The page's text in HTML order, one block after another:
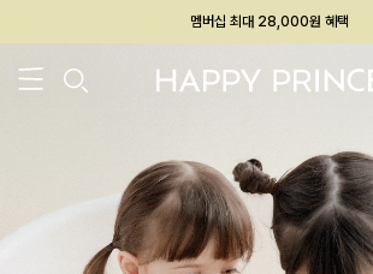
회원전용 아울렛, 가입하면 ~60% 할인!